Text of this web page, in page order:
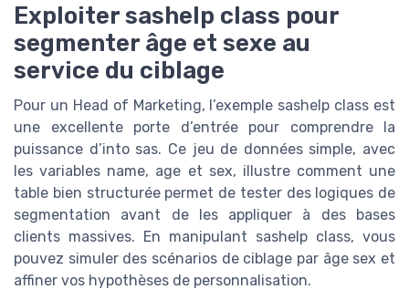
Exploiter sashelp class pour
segmenter âge et sexe au
service du ciblage
Pour un Head of Marketing, l’exemple sashelp class est
une excellente porte d’entrée pour comprendre la
puissance d’into sas. Ce jeu de données simple, avec
les variables name, age et sex, illustre comment une
table bien structurée permet de tester des logiques de
segmentation avant de les appliquer à des bases
clients massives. En manipulant sashelp class, vous
pouvez simuler des scénarios de ciblage par âge sex et
affiner vos hypothèses de personnalisation.